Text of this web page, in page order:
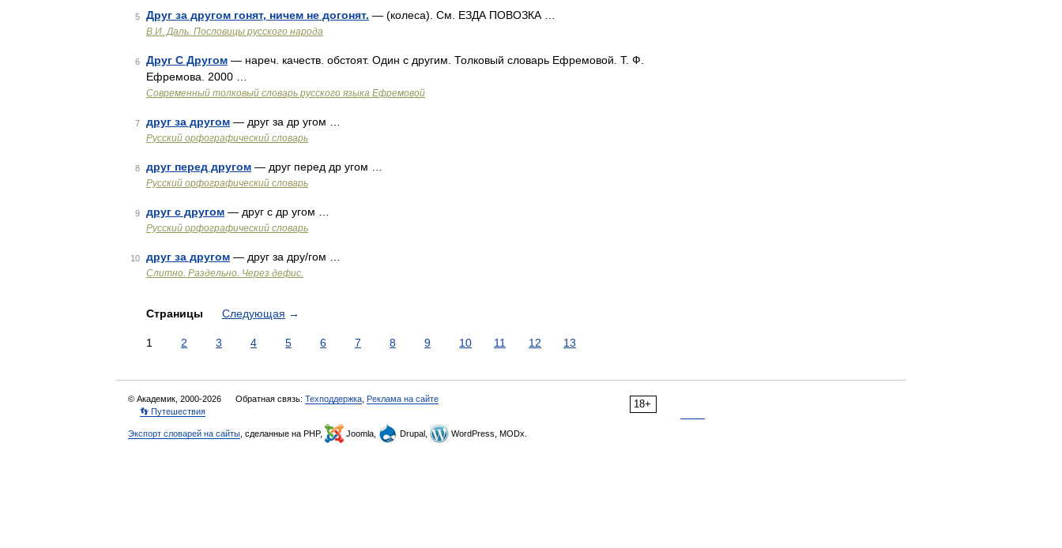
5 Друг за другом гонят, ничем не догонят. — (колеса). См. ЕЗДА ПОВОЗКА …
В.И. Даль. Пословицы русского народа
6 Друг С Другом — нареч. качеств. обстоят. Один с другим. Толковый словарь Ефремовой. Т. Ф.
Ефремова. 2000 …
Современный толковый словарь русского языка Ефремовой
7 друг за другом — друг за др угом …
Русский орфографический словарь
8 друг перед другом — друг перед др угом …
Русский орфографический словарь
9 друг с другом — друг с др угом …
Русский орфографический словарь
10 друг за другом — друг за дру/гом …
Слитно. Раздельно. Через дефис.
Страницы Следующая →
1 2 3 4 5 6 7 8 9 10 11 12 13
18+
© Академик, 2000-2026 Обратная связь: Техподдержка Реклама на сайте
👣 Путешествия
Экспорт словарей на сайты , сделанные на PHP, Joomla, Drupal, WordPress, MODx.